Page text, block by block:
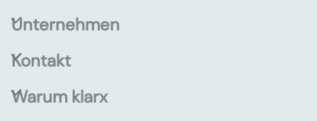
Unternehmen
Kontakt
Warum klarx